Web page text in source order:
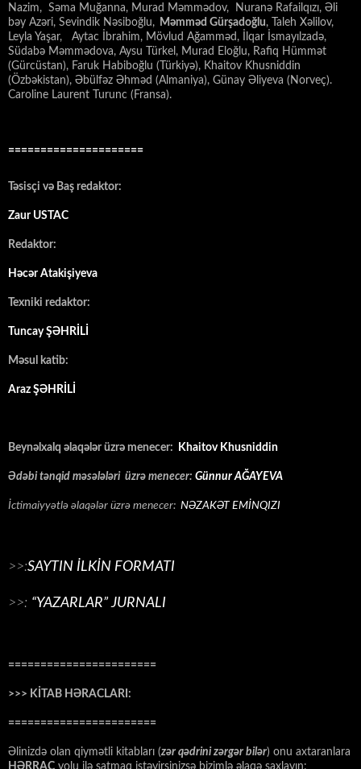
Nazim, Səma Muğanna, Murad Məmmədov, Nuranə Rafailqızı, Əli
bəy Azəri, Sevindik Nəsiboğlu, Məmməd Gürşadoğlu, Taleh Xəlilov,
Leyla Yaşar, Aytac İbrahim, Mövlud Ağamməd, İlqar İsmayılzadə,
Südabə Məmmədova, Aysu Türkel, Murad Eloğlu, Rafiq Hümmət
(Gürcüstan), Faruk Habiboğlu (Türkiyə), Khaitov Khusniddin
(Özbəkistan), Əbülfəz Əhməd (Almaniya), Günay Əliyeva (Norveç).
Caroline Laurent Turunc (Fransa).
=====================
Təsisçi və Baş redaktor:
Zaur USTAC
Redaktor:
Həcər Atakişiyeva
Texniki redaktor:
Tuncay ŞƏHRİLİ
Məsul katib:
Araz ŞƏHRİLİ
Beynəlxalq əlaqələr üzrə menecer: Khaitov Khusniddin
Ədəbi tənqid məsələləri üzrə menecer: Günnur AĞAYEVA
İctimaiyyətlə əlaqələr üzrə menecer: NƏZAKƏT EMİNQIZI
>>:SAYTIN İLKİN FORMATI
>>: “YAZARLAR” JURNALI
=======================
>>> KİTAB HƏRACLARI:
=======================
Əlinizdə olan qiymətli kitabları (zər qədrini zərgər bilər) onu axtaranlara